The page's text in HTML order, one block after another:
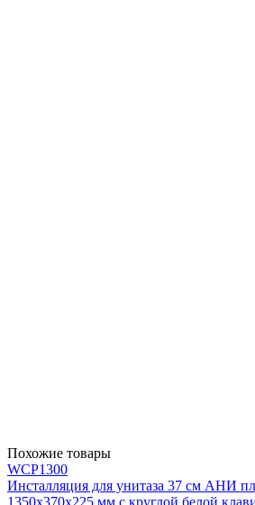
Похожие товары
WCP1300
Инсталляция для унитаза 37 см АНИ
1350х370х225 мм с круглой белой